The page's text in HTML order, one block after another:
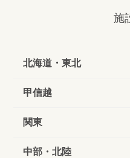
施
北海道・東北
甲信越
関東
中部・北陸